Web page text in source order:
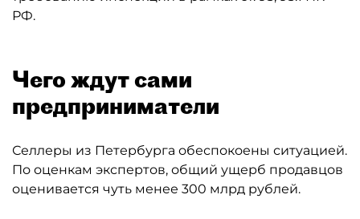
РФ.
Чего ждут сами
предприниматели
Селлеры из Петербурга обеспокоены ситуацией.
По оценкам экспертов, общий ущерб продавцов
оценивается чуть менее 300 млрд рублей.